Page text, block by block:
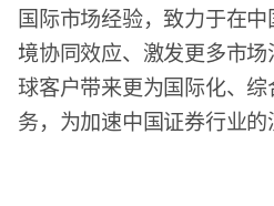
国际市场经验，致力于在
境协同效应、激发更多市
球客户带来更为国际化、
务，为加速中国证券行业的